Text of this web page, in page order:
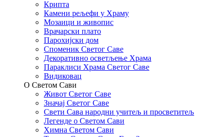
Крипта
Камени рељефи у Храму
Мозаици и живопис
Врачарски плато
Парохијски дом
Споменик Светог Саве
Декоративно осветљење Храма
Параклиси Храма Светог Саве
Видиковац
О Светом Сави
Живот Светог Саве
Значај Светог Саве
Свети Сава народни учитељ и просветитељ
Легенде о Светом Сави
Химна Светом Сави